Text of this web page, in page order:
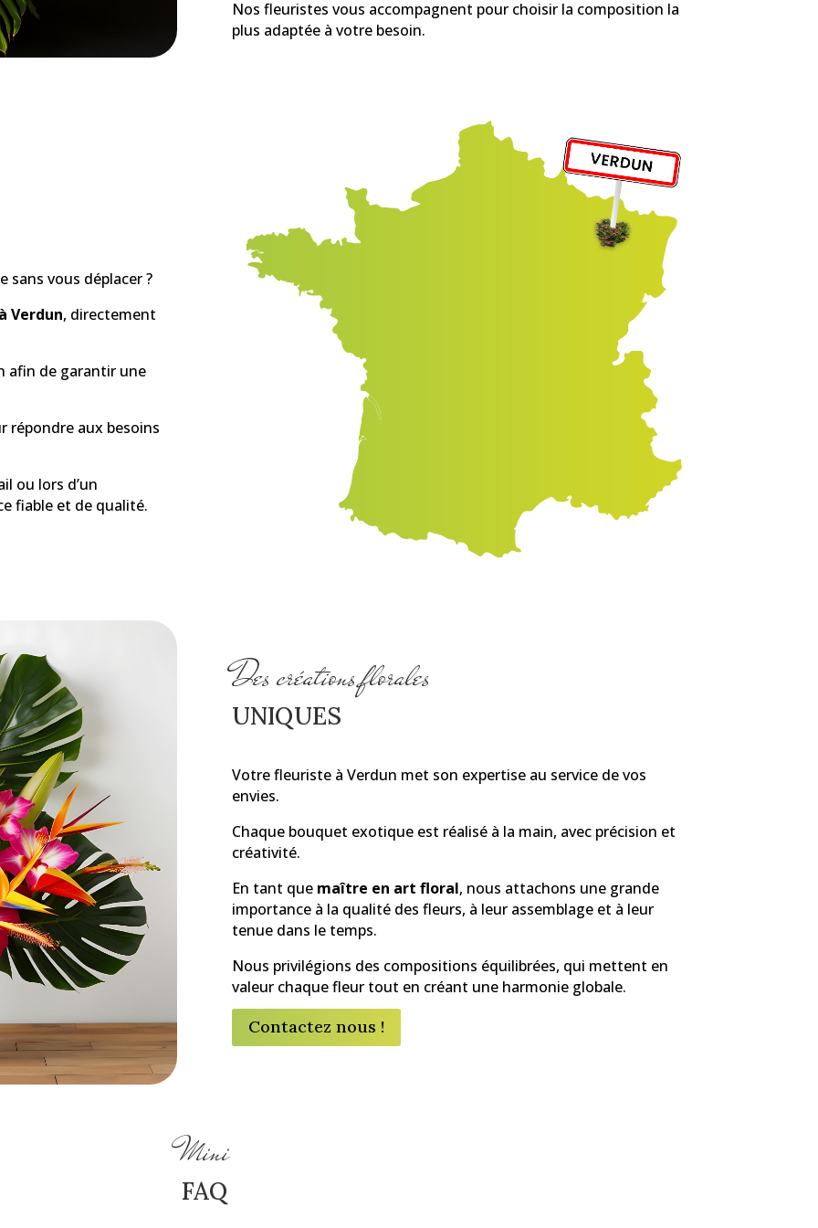
Nos fleuristes vous accompagnent pour choisir la composition la
plus adaptée à votre besoin.
vous déplacer ?
Verdun, directement
afin de garantir une
répondre aux besoins
ou lors d’un
fiable et de qualité.
Des créations florales
UNIQUES
Votre fleuriste à Verdun met son expertise au service de vos
envies.
Chaque bouquet exotique est réalisé à la main, avec précision et
créativité.
En tant que maître en art floral, nous attachons une grande
importance à la qualité des fleurs, à leur assemblage et à leur
tenue dans le temps.
Nous privilégions des compositions équilibrées, qui mettent en
valeur chaque fleur tout en créant une harmonie globale.
Contactez nous !
Mini
FAQ